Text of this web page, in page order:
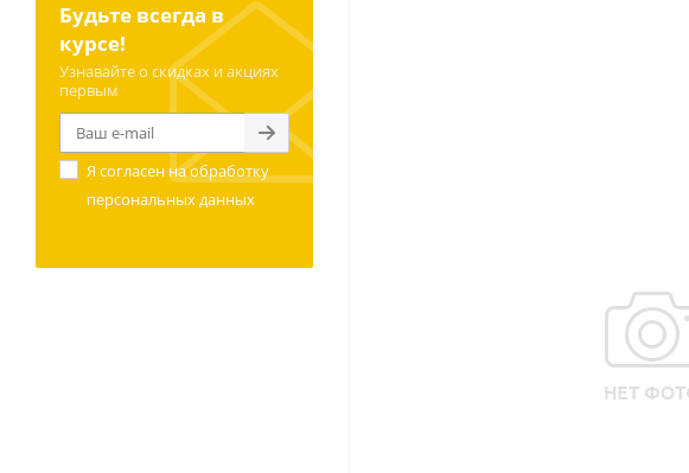
Будьте всегда в
курсе!
Узнавайте о скидках и акциях
первым
Я согласен наобработку
персональных данных